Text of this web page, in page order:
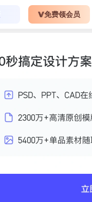
免费领会员